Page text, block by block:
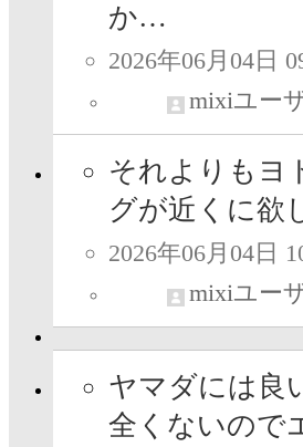
か…
2026年06月04日
mixiユー
それよりもヨ
グが近くに欲
2026年06月04日
mixiユー
ヤマダには良
全くないので